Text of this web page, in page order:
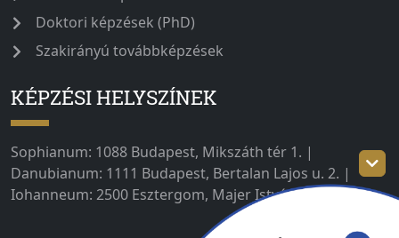
Doktori képzések (PhD)
Szakirányú továbbképzések
KÉPZÉSI HELYSZÍNEK
Sophianum: 1088 Budapest, Mikszáth tér 1. |
Danubianum: 1111 Budapest, Bertalan Lajos u. 2. |
Iohanneum: 2500 Esztergom, Majer István út 1–3.